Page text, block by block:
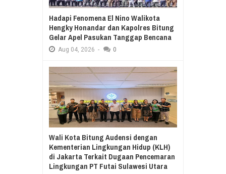
Hadapi Fenomena El Nino Walikota
Hengky Honandar dan Kapolres Bitung
Gelar Apel Pasukan Tanggap Bencana
Aug 04, 2026 - 0
Wali Kota Bitung Audensi dengan
Kementerian Lingkungan Hidup (KLH)
di Jakarta Terkait Dugaan Pencemaran
Lingkungan PT Futai Sulawesi Utara